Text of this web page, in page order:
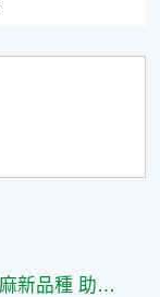
臺南農改場育成「臺南2號」胡麻新品種 助攻機械化採收、提升產業效益